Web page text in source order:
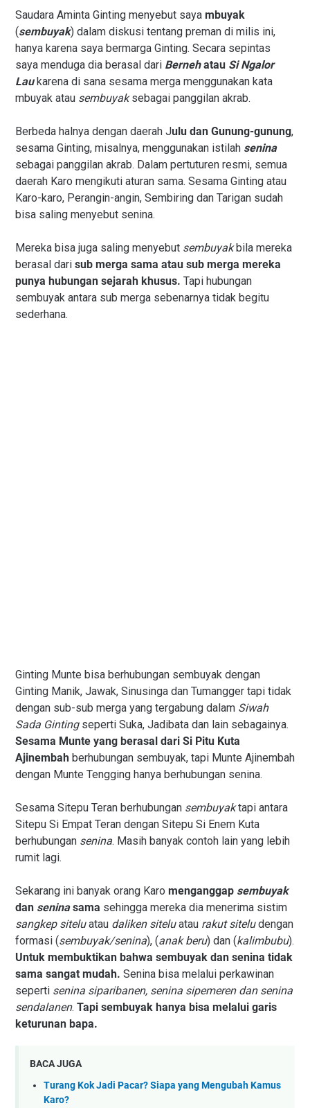
Saudara Aminta Ginting menyebut saya mbuyak
(sembuyak) dalam diskusi tentang preman di milis ini,
hanya karena saya bermarga Ginting. Secara sepintas
saya menduga dia berasal dari Bernehatau Si Ngalor
Laukarena di sana sesama merga menggunakan kata
mbuyak atau sembuyaksebagai panggilan akrab.
Berbeda halnya dengan daerah Julu dan Gunung-gunung,
sesama Ginting, misalnya, menggunakan istilah senina
sebagai panggilan akrab. Dalam pertuturen resmi, semua
daerah Karo mengikuti aturan sama. Sesama Ginting atau
Karo-karo, Perangin-angin, Sembiring dan Tarigan sudah
bisa saling menyebut senina.
Mereka bisa juga saling menyebut sembuyakbila mereka
berasal dari sub merga sama atau sub merga mereka
punya hubungan sejarah khusus. Tapi hubungan
sembuyak antara sub merga sebenarnya tidak begitu
sederhana.
Ginting Munte bisa berhubungan sembuyak dengan
Ginting Manik, Jawak, Sinusinga dan Tumangger tapi tidak
dengan sub-sub merga yang tergabung dalam Siwah
Sada Gintingseperti Suka, Jadibata dan lain sebagainya.
Sesama Munte yang berasal dari Si Pitu Kuta
Ajinembah berhubungan sembuyak, tapi Munte Ajinembah
dengan Munte Tengging hanya berhubungan senina.
Sesama Sitepu Teran berhubungan sembuyaktapi antara
Sitepu Si Empat Teran dengan Sitepu Si Enem Kuta
berhubungan senina. Masih banyak contoh lain yang lebih
rumit lagi.
Sekarang ini banyak orang Karo menganggap sembuyak
dan seninasama sehingga mereka dia menerima sistim
sangkep siteluatau daliken siteluatau rakut siteludengan
formasi (sembuyak/senina), (anak beru) dan (kalimbubu).
Untuk membuktikan bahwa sembuyak dan senina tidak
sama sangat mudah. Senina bisa melalui perkawinan
seperti senina siparibanen, senina sipemeren dan senina
sendalanen. Tapi sembuyak hanya bisa melalui garis
keturunan bapa.
BACA JUGA
Turang Kok Jadi Pacar? Siapa yang Mengubah Kamus
Karo?